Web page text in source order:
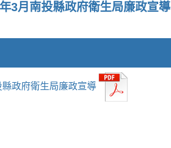
3月南投縣政府衛生局廉政宣導
政府衛生局廉政宣導